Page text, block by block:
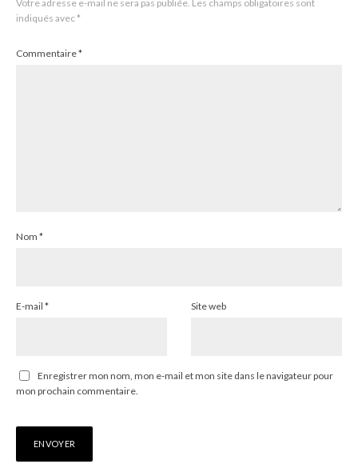
Votre adresse e-mail ne sera pas publiée.
Les champs obligatoires sont
indiqués avec*
Commentaire*
Nom *
E-mail * Site web
Enregistrer mon nom, mon e-mail et mon site dans le navigateur pour
mon prochain commentaire.